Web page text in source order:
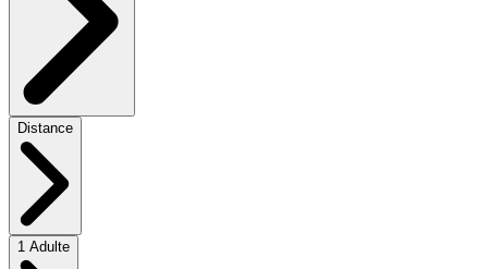
Distance
1 Adulte